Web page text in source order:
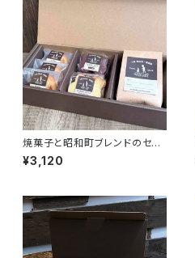
焼菓子と昭和町ブレンドのセッ
ト 【ギフトボックス】
¥3,120